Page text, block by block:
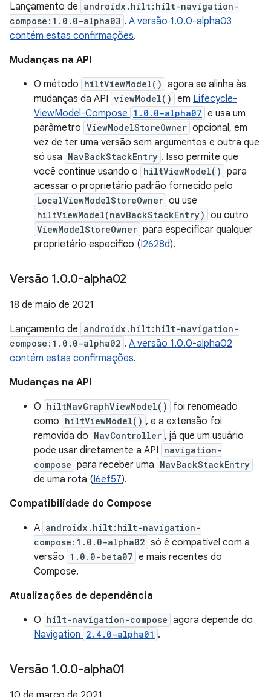
Lançamento de androidx.hilt:hilt-navigation-
compose:1.0.0-alpha03 . A versão 1.0.0-alpha03
contém estas confirmações.
Mudanças na API
O método hiltViewModel() agora se alinha às
mudanças da API viewModel() em Lifecycle-
ViewModel-Compose 1.0.0-alpha07 e usa um
parâmetro ViewModelStoreOwner opcional, em
vez de ter uma versão sem argumentos e outra que
só usa NavBackStackEntry . Isso permite que
você continue usando o hiltViewModel() para
acessar o proprietário padrão fornecido pelo
LocalViewModelStoreOwner ou use
hiltViewModel(navBackStackEntry) ou outro
ViewModelStoreOwner para especificar qualquer
proprietário específico (I2628d).
Versão 1.0.0-alpha02
18 de maio de 2021
Lançamento de androidx.hilt:hilt-navigation-
compose:1.0.0-alpha02 . A versão 1.0.0-alpha02
contém estas confirmações.
Mudanças na API
O hiltNavGraphViewModel()
foi renomeado
como hiltViewModel() , e a extensão foi
removida do NavController , já que um usuário
pode usar diretamente a API navigation-
compose para receber uma NavBackStackEntry
de uma rota (I6ef57).
Compatibilidade do Compose
A androidx.hilt:hilt-navigation-
compose:1.0.0-alpha02 só é compatível com a
versão 1.0.0-beta07 e mais recentes do
Compose.
Atualizações de dependência
O hilt-navigation-compose agora depende do
Navigation 2.4.0-alpha01 .
Versão 1.0.0-alpha01